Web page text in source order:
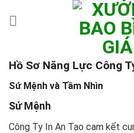
Hồ Sơ Năng Lực Công
Sứ Mệnh và Tầm Nhìn
Sứ Mệnh
Công Ty In An Tạo cam kết